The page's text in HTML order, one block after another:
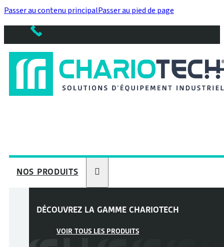
Passer au contenu principalPasser au pied de page
NOS PRODUITS
DÉCOUVREZ LA GAMME CHARIOTECH
VOIR TOUS LES PRODUITS